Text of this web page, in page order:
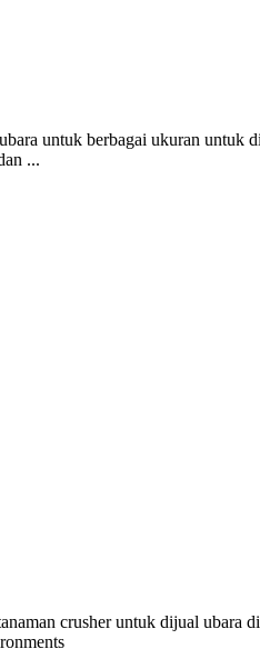
untuk berbagai ukuran
...
crusher untuk dijual